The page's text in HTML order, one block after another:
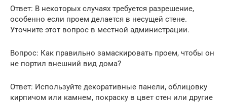
Ответ: В некоторых случаях требуется разрешение,
особенно если проем делается в несущей стене.
Уточните этот вопрос в местной администрации.
Вопрос: Как правильно замаскировать проем, чтобы он
не портил внешний вид дома?
Ответ: Используйте декоративные панели, облицовку
кирпичом или камнем, покраску в цвет стен или другие